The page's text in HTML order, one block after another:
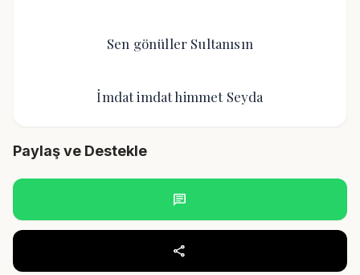
Sen gönüller Sultanısın
İmdat imdat himmet Seyda
Paylaş ve Destekle
chat
share